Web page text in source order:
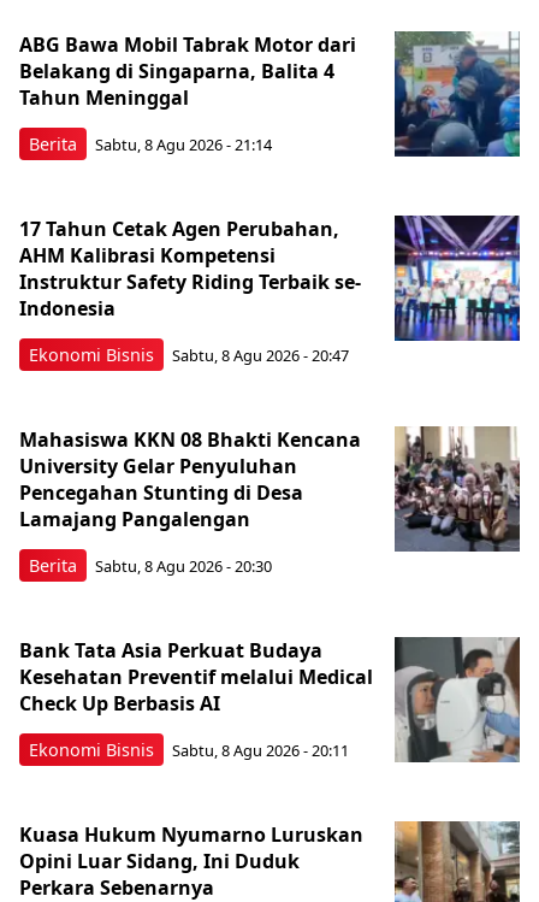
Berita
ABG Bawa Mobil Tabrak Motor dari
Belakang di Singaparna, Balita 4
Tahun Meninggal
Sabtu, 8 Agu 2026 - 21:14
Ekonomi Bisnis
17 Tahun Cetak Agen Perubahan,
AHM Kalibrasi Kompetensi
Instruktur Safety Riding Terbaik se-
Indonesia
Sabtu, 8 Agu 2026 - 20:47
Berita
Mahasiswa KKN 08 Bhakti Kencana
University Gelar Penyuluhan
Pencegahan Stunting di Desa
Lamajang Pangalengan
Sabtu, 8 Agu 2026 - 20:30
Ekonomi Bisnis
Bank Tata Asia Perkuat Budaya
Kesehatan Preventif melalui Medical
Check Up Berbasis AI
Sabtu, 8 Agu 2026 - 20:11
Kuasa Hukum Nyumarno Luruskan
Opini Luar Sidang, Ini Duduk
Perkara Sebenarnya ​